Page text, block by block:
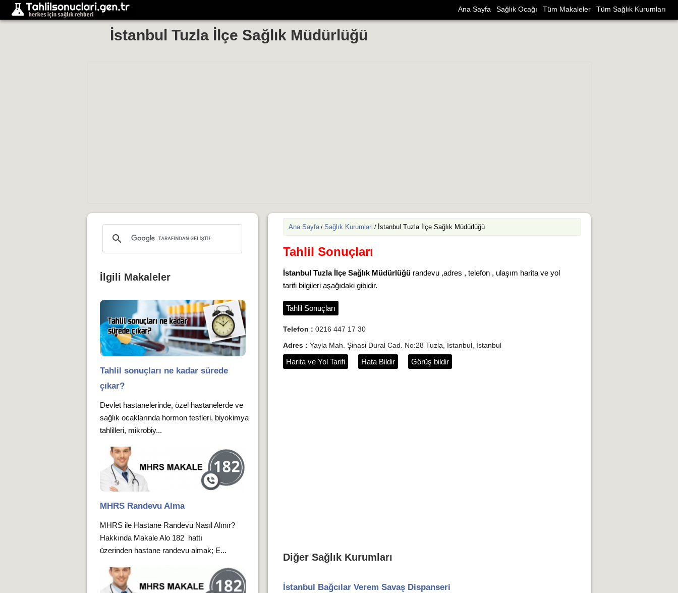
Ana Sayfa Sağlık Ocağı Tüm Makaleler Tüm Sağlık Kurumları
İstanbul Tuzla İlçe Sağlık Müdürlüğü
Ana Sayfa / Sağlık Kurumlari / İstanbul Tuzla İlçe Sağlık Müdürlüğü
Tahlil Sonuçları
İstanbul Tuzla İlçe Sağlık Müdürlüğürandevu ,adres , telefon , ulaşım harita ve yol
tarifi bilgileri aşağıdaki gibidir.
Tahlil Sonuçları
Telefon : 0216 447 17 30
Adres : Yayla Mah. Şinasi Dural Cad. No:28 Tuzla, İstanbul, İstanbul
Harita ve Yol Tarifi Hata Bildir Görüş bildir
Diğer Sağlık Kurumları
İstanbul Bağcılar Verem Savaş Dispanseri
İlgili Makaleler
Tahlil sonuçları ne kadar sürede
çıkar?
Devlet hastanelerinde, özel hastanelerde ve
sağlık ocaklarında hormon testleri, biyokimya
tahlilleri, mikrobiy...
MHRS Randevu Alma
MHRS ile Hastane Randevu Nasıl Alınır?
Hakkında Makale Alo 182 hattı
üzerinden hastane randevu almak; E...